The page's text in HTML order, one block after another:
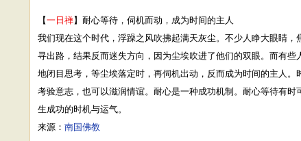
【一日禅】耐心等待，伺机而动，成为时间的主人
我们现在这个时代，浮躁之风吹拂起满天灰尘。不少人睁大眼睛，
寻出路，结果反而迷失方向，因为尘埃吹进了他们的双眼。而有些
地闭目思考，等尘埃落定时，再伺机出动，反而成为时间的主人。
考验意志，也可以滋润情谊。耐心是一种成功机制。耐心等待有时
生成功的时机与运气。
来源： 南国佛教